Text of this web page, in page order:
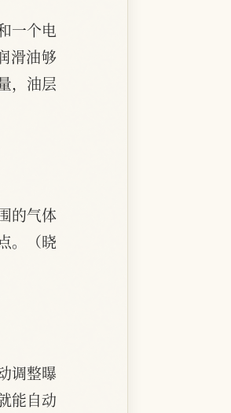
一个电
滑油够
，油层
的气体
。（晓
调整曝
能自动